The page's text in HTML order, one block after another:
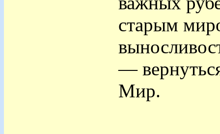
старым
—
Мир.